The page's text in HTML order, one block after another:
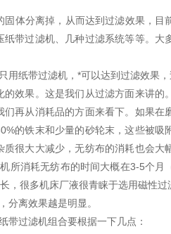
体分离掉，从而达到过滤效果，目
带过滤机、几种过滤系统等等。大
用纸带过滤机，*可以达到过滤效果
效果。这是我们从过滤方面来讲的
再从消耗品的方面来看下。如果在
的铁末和少量的砂轮末，这些被吸
很大大减少，无纺布的消耗也会大
所消耗无纺布的时间大概在3-5个月
很多机床厂液很青睐于选用磁性过
分离效果越是明显。
带过滤机组合要根据一下几点：